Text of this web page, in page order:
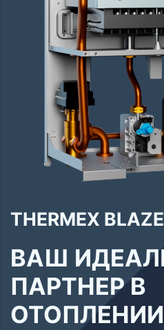
THERMEX
ВАШ
ПАРТНЕР В
ОТОПЛЕНИИ